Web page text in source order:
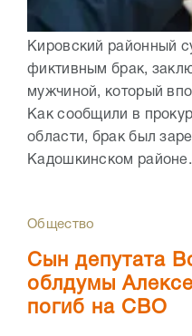
Кировский районный
фиктивным брак,
мужчиной, который
Как сообщили в
области, брак был
Кадошкинском
Общество
Сын депутата
облдумы
погиб на СВО